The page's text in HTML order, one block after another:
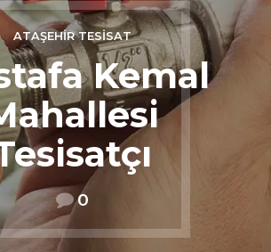
ATAŞEHIR TESISAT
Kemal
0